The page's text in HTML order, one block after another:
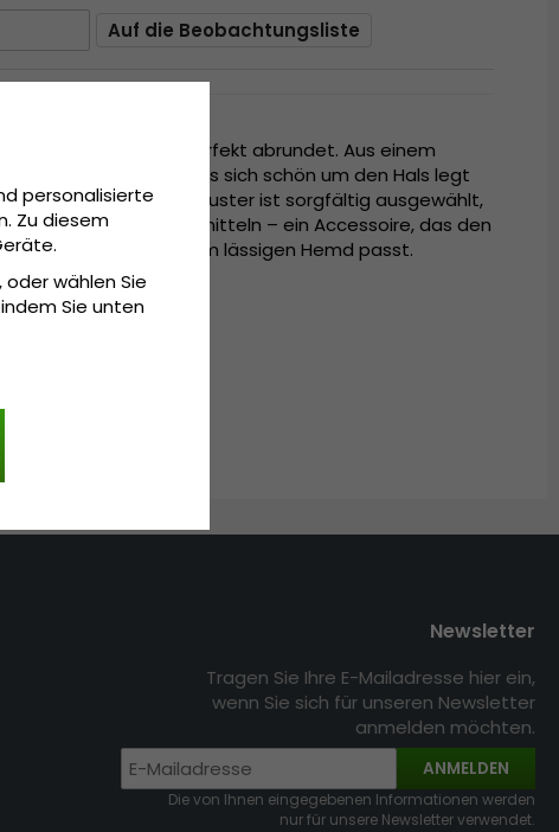
Auf die Beobachtungsliste
das jedes Outfit perfekt abrundet. Aus einem
Material gefertigt, das sich schön um den Hals legt
werden kann. Das Muster ist sorgfältig ausgewählt,
Zeitlosigkeit zu vermitteln – ein Accessoire, das den
Blazer als auch zum lässigen Hemd passt.
Newsletter
Tragen Sie Ihre E-Mailadresse hier ein,
wenn Sie sich für unseren Newsletter
anmelden möchten.
ANMELDEN
Die von Ihnen eingegebenen Informationen werden
nur für unsere Newsletter verwendet.
personalisierte
Zu diesem
oder wählen Sie
Sie unten